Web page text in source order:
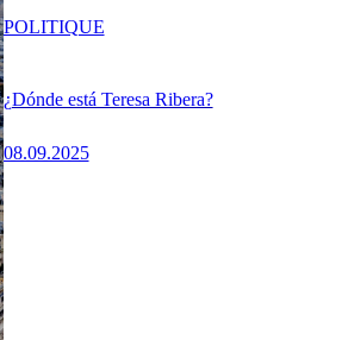
¿Dónde está Teresa Ribera?
08.09.2025
POLITIQUE